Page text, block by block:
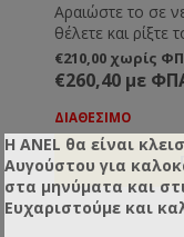
Αραιώστε το σε
θέλετε και ρίξτε
καλύτερο από
πρόσφυση του
ενδεδειγμένο
κηρηθροποιεία.
€210,00 χωρίς
€260,40 με
ΔΙΑΘΕΣΙΜΟ
Η ANEL θα είναι
Αυγούστου για
στα μηνύματα και
Ευχαριστούμε και